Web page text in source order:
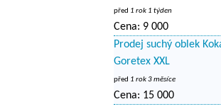
před 1 rok 1 týden
Cena: 9 000
Prodej suchý oblek
Goretex XXL
před 1 rok 3 měsíce
Cena: 15 000